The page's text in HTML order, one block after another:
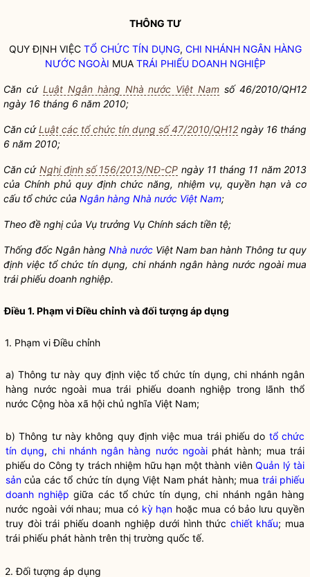
THÔNG TƯ
QUY ĐỊNH VIỆC TỔ CHỨC TÍN DỤNG, CHI NHÁNH NGÂN HÀNG
NƯỚC NGOÀI MUA TRÁI PHIẾU DOANH NGHIỆP
Căn cứ Luật Ngân hàng Nhà nước Việt Nam số46/2010/QH12
ngày 16 tháng 6 năm 2010;
Căn cứLuật các tổ chức tín dụng số 47/2010/QH12 ngày 16 tháng
6 năm 2010;
Căn cứ Nghị định số 156/2013/NĐ-CP ngày 11 tháng 11 năm 2013
của Chính phủ quy định chức năng, nhiệm vụ, quyền hạn và cơ
cấu tổ chức của Ngân hàng Nhà nước Việt Nam;
Theo đề nghị của Vụ trưởng Vụ Chính sách tiền tệ;
Thống đốc Ngân hàng Nhà nước Việt Nam ban hành Thông tư quy
định việc tổ chức tín dụng, chi nhánh ngân hàng nước ngoàimua
trái phiếu doanh nghiệp.
Điều 1. Phạm vi Điều chỉnh và đối tượng áp dụng
1. Phạm vi Điều chỉnh
a) Thông tư này quy định việctổ chức tín dụng, chi nhánh ngân
hàng nước ngoài muatrái phiếu doanh nghiệp trong lãnh thổ
nước Cộng hòa xã hội chủ nghĩa Việt Nam;
b) Thông tư này không quy định việc mua trái phiếu do tổ chức
tín dụng, chi nhánh ngân hàng nước ngoàiphát hành; mua trái
phiếu do Công ty trách nhiệm hữu hạn một thành viênQuản lý tài
sản của cáctổ chức tín dụng Việt Nam phát hành; mua trái phiếu
doanh nghiệp giữa các tổ chức tín dụng,chi nhánh ngân hàng
nước ngoàivới nhau; mua có kỳ hạn hoặc mua có bảo lưu quyền
truy đòitrái phiếu doanh nghiệp dưới hình thức chiết khấu; mua
trái phiếu phát hành trên thị trường quốc tế.
2. Đối tượng áp dụng